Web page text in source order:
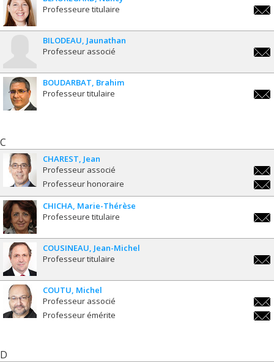
Professeure titulaire
BILODEAU Jaunathan
Professeur associé
BOUDARBAT Brahim
Professeur titulaire
C
CHAREST Jean
Professeur associé
Professeur honoraire
CHICHA Marie-Thérèse
Professeure titulaire
COUSINEAU Jean-Michel
Professeur titulaire
COUTU Michel
Professeur associé
Professeur émérite
D